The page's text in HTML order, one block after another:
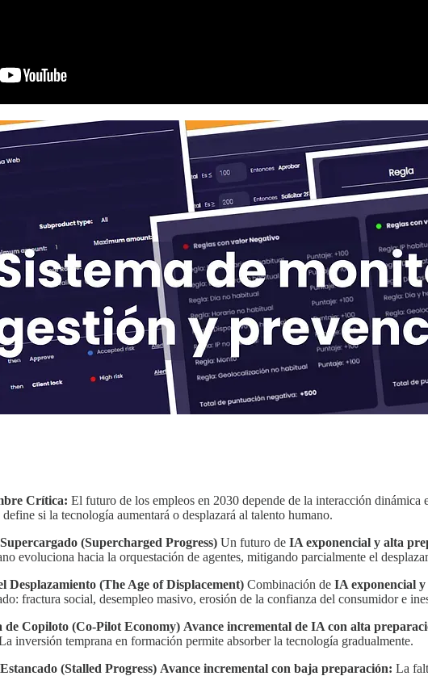
Crítica: El futuro de los empleos en 2030 depende de la interacción dinámica
si la tecnología aumentará o desplazará al talento humano.
(Supercharged Progress) Un futuro de IA exponencial y alta
evoluciona hacia la orquestación de agentes, mitigando parcialmente el
Desplazamiento (The Age of Displacement) Combinación de IA exponencial
fractura social, desempleo masivo, erosión de la confianza del consumidor e
de Copiloto (Co-Pilot Economy) Avance incremental de IA con alta
inversión temprana en formación permite absorber la tecnología gradualmente.
(Stalled Progress) Avance incremental con baja preparación: La